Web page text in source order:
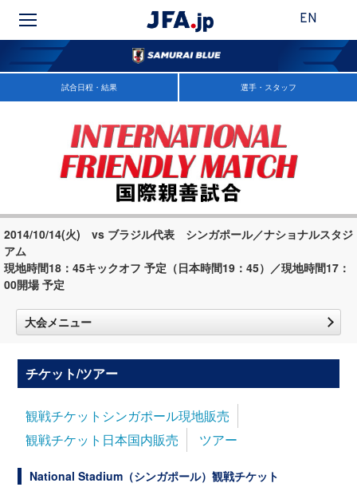
EN
試合日程・結果 選手・スタッフ
2014/10/14(火) vs ブラジル代表 シンガポール／ナショナルスタジ
アム
現地時間18：45キックオフ 予定（日本時間19：45）／現地時間17：
00開場 予定
大会メニュー
チケット/ツアー
観戦チケットシンガポール現地販売
観戦チケット日本国内販売
ツアー
National Stadium（シンガポール）観戦チケット